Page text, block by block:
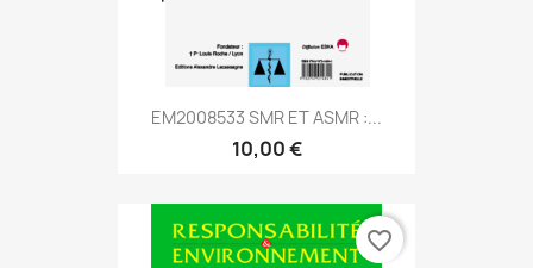
EM2008533 SMR ET ASMR :...
10,00 €
favorite_border